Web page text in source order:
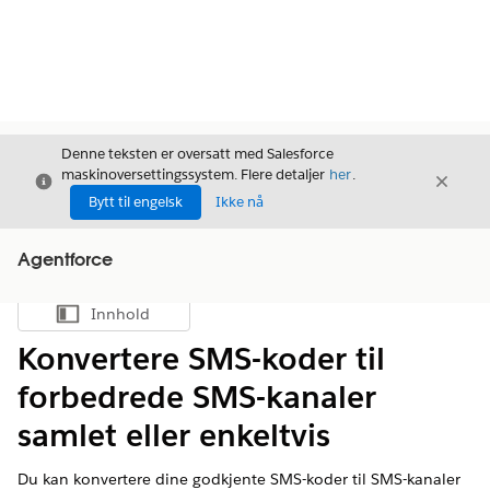
Avslutt
Denne teksten er oversatt med Salesforce
maskinoversettingssystem. Flere detaljer her.
Bytt til engelsk
Ikke nå
Avslutt
Agentforce
Vis innholdsfortegnelse
Innhold
Konvertere SMS-koder til
forbedrede SMS-kanaler
samlet eller enkeltvis
Du kan konvertere dine godkjente SMS-koder til SMS-kanaler